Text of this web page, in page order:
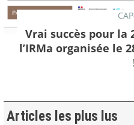
Vrai succès pour la
l’IRMa organisée le
Articles les plus lus